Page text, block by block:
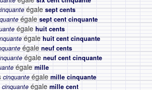
égalesept cents
égale sept cent cinquante
égale huit cents
égalehuit cent cinquante
égale neuf cents
égale neuf cent cinquante
égalemille
cinquante égale mille cinquante
cinquante égale mille cent